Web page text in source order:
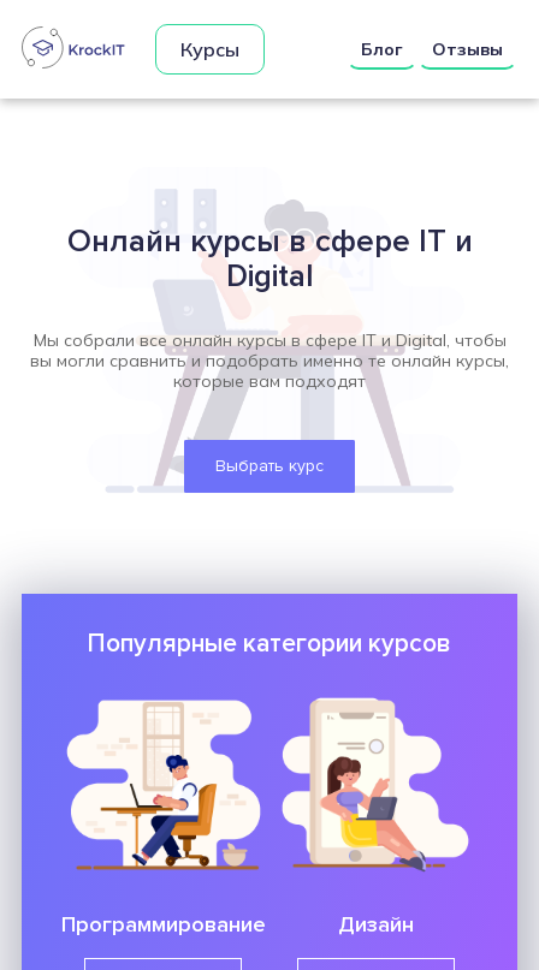
Курсы Блог Отзывы
Онлайн курсы в сфере IT и
Digital
Мы собрали все онлайн курсы в сфере IT и Digital, чтобы
вы могли сравнить и подобрать именно те онлайн курсы,
которые вам подходят
Выбрать курс
Популярные категории курсов
Программирование Дизайн